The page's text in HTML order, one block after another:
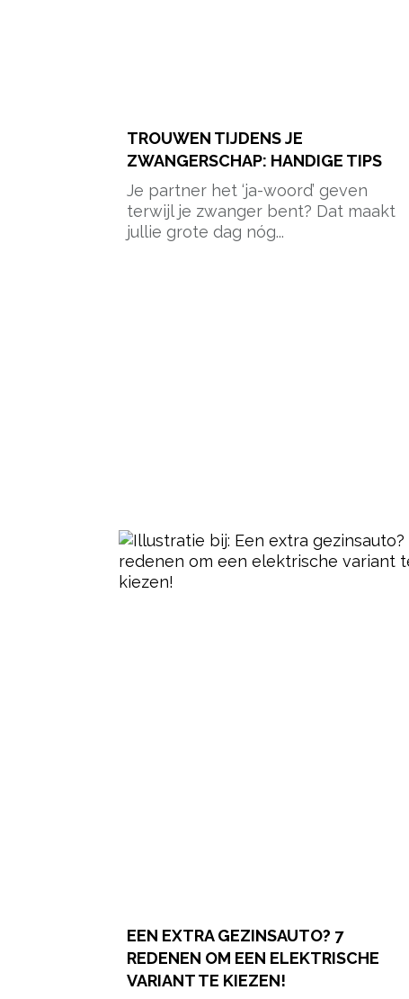
TROUWEN TIJDENS JE
ZWANGERSCHAP: HANDIGE TIPS
Je partner het ‘ja-woord’ geven
terwijl je zwanger bent? Dat maakt
jullie grote dag nóg...
EEN EXTRA GEZINSAUTO? 7
REDENEN OM EEN ELEKTRISCHE
VARIANT TE KIEZEN!